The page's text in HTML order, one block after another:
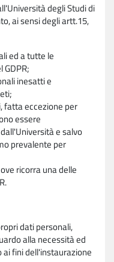
degli Studi di
ai sensi degli artt.15,
ed a tutte le
inesatti e
fatta eccezione per
essere
e salvo
prevalente per
ricorra una delle
dati personali,
alla necessità ed
fini dell'instaurazione